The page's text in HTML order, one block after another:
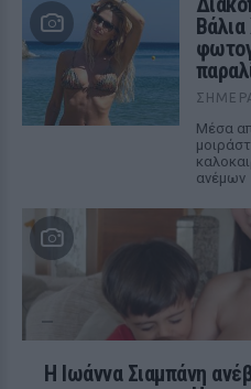
Μέσα
ανέμων
H Ιωάννα Σιαμπάνη